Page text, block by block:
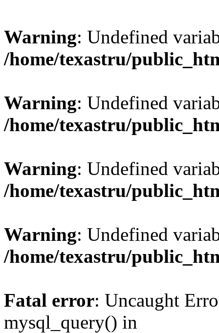
Warning: Undefined
/home/texastru/
Warning: Undefined
/home/texastru/
Warning: Undefined
/home/texastru/
Warning: Undefined
/home/texastru/
Fatal error: Uncaught
mysql_query() in